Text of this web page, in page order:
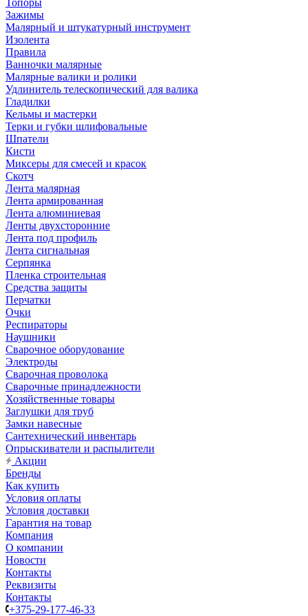
Топоры
Зажимы
Малярный и штукатурный инструмент
Изолента
Правила
Ванночки малярные
Малярные валики и ролики
Удлинитель телескопический для валика
Гладилки
Кельмы и мастерки
Терки и губки шлифовальные
Шпатели
Кисти
Миксеры для смесей и красок
Скотч
Лента малярная
Лента армированная
Лента алюминиевая
Ленты двухсторонние
Лента под профиль
Лента сигнальная
Серпянка
Пленка строительная
Средства защиты
Перчатки
Очки
Респираторы
Наушники
Сварочное оборудование
Электроды
Сварочная проволока
Сварочные принадлежности
Хозяйственные товары
Заглушки для труб
Замки навесные
Сантехнический инвентарь
Опрыскиватели и распылители
Акции
Бренды
Как купить
Условия оплаты
Условия доставки
Гарантия на товар
Компания
О компании
Новости
Контакты
Реквизиты
Контакты
+375-29-177-46-33